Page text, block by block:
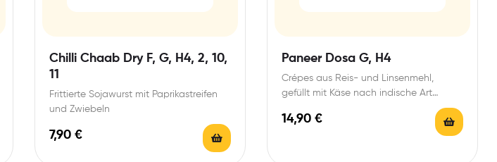
Chilli Chaab Dry F, G, H4, 2, 10,
11
Frittierte Sojawurst mit Paprikastreifen
und Zwiebeln
7,90 €
Paneer Dosa G, H4
Crépes aus Reis- und Linsenmehl,
gefüllt mit Käse nach indische Art
14,90 €